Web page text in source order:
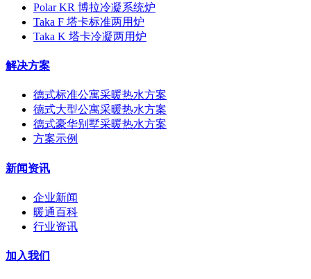
Polar KR 博拉冷凝系统炉
Taka F 塔卡标准两用炉
Taka K 塔卡冷凝两用炉
解决方案
德式标准公寓采暖热水方案
德式大型公寓采暖热水方案
德式豪华别墅采暖热水方案
方案示例
新闻资讯
企业新闻
暖通百科
行业资讯
加入我们